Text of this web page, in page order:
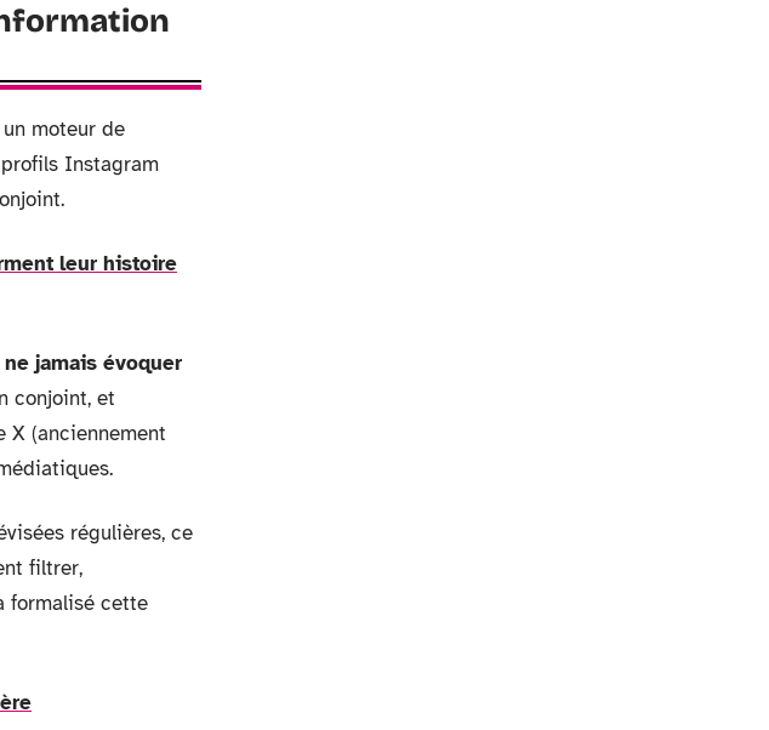
moteur de
profils Instagram
leur histoire
ne jamais évoquer
conjoint, et
X (anciennement
régulières, ce
filtrer,
formalisé cette